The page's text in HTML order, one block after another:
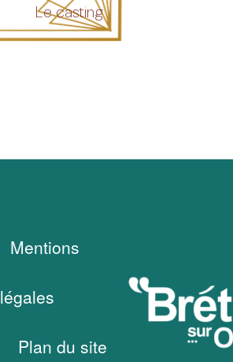
Le casting
Mentions
légales
Plan du site